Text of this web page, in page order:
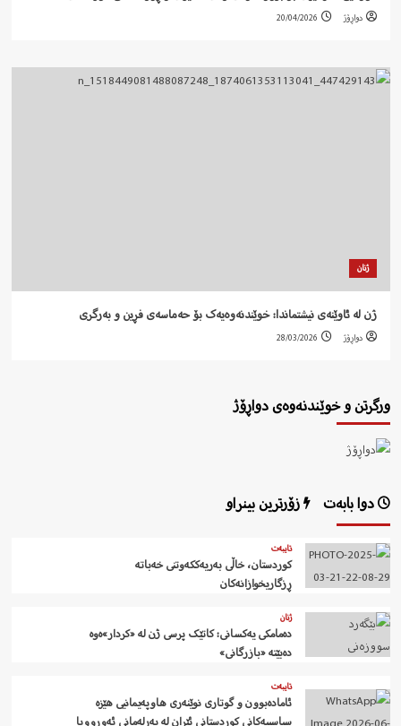
دواڕۆژ 20/04/2026
ژنان
ژن لە ئاوێنەی نیشتماندا: خوێندنەوەیەک بۆ حەماسەی فڕین و بەرگری
دواڕۆژ 28/03/2026
ورگرتن و خوێندنەوەی دواڕۆژ
دوا بابەت زۆرترین بینراو
تایبەت
کوردستان، خاڵی بەریەککەوتنی خەباتە
ڕزگاریخوازانەکان
ژنان
دەمامکی یەکسانی: کاتێک پرسی ژن لە «کردار»ەوە
دەبێتە «بازرگانی»
تایبەت
ئامادەبوون و گوتاری نوێنەری هاوپەیمانیی هێزە
سیاسییەکانی کوردستانی ئێران لە پەرلەمانی ئەورووپا